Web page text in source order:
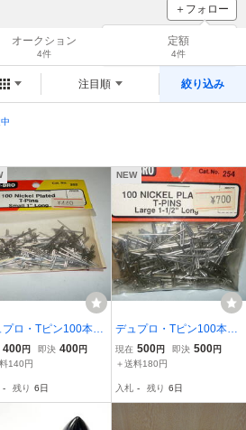
＋フォロー
ブランドをフォロー
をチェック！
オークション
4件
定額
4件
注目順 絞り込み
プロ・Tピン100本・
イズ
400円 即決 400円
140円
- 残り 6日
NEW
デュプロ・Tピン100本・
Ｌサイズ
現在 500円 即決 500円
＋送料180円
入札 - 残り 6日